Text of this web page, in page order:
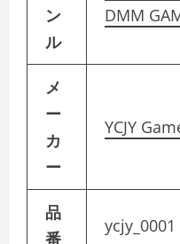
ン
ル
DMM
メ
ー
カ
ー
YCJY
品
番
ycjy_0001